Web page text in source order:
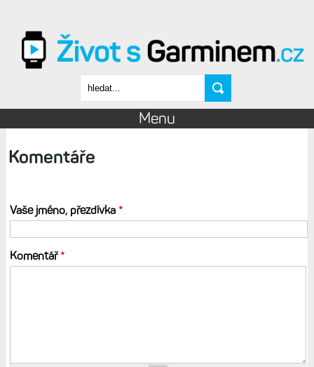
Vyhledávání
Menu
Komentáře
Vaše jméno, přezdívka *
Komentář*